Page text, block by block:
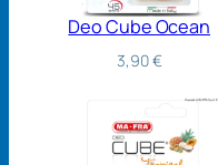
Deo Cube Ocean
3,90€